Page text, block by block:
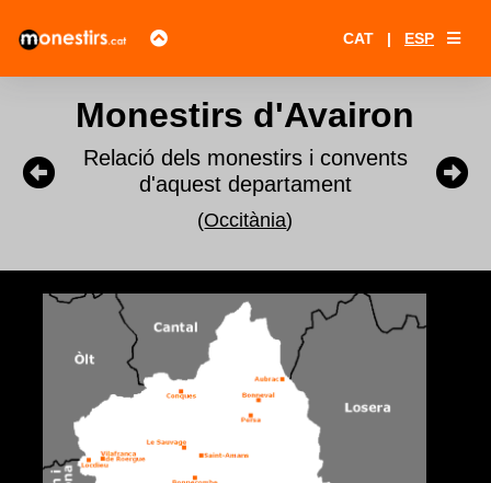
CAT | ESP
Monestirs d'Avairon
Relació dels monestirs i convents
d'aquest departament
(Occitània)